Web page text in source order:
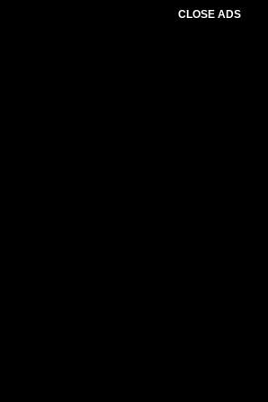
CLOSE ADS